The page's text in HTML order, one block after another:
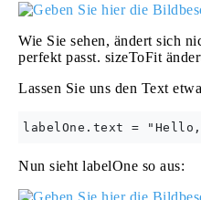
Wie Sie sehen, ändert sich
perfekt passt. sizeToFit
Lassen Sie uns den Text
Nun sieht labelOne so aus: